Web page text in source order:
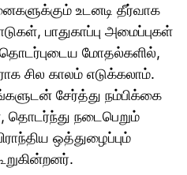
உடனடி தீர்வாக
பாதுகாப்பு அமைப்புகள்
தொடர்புடைய மோதல்களில்,
சில காலம் எடுக்கலாம்.
சேர்த்து நம்பிக்கை
தொடர்ந்து நடைபெறும்
ஒத்துழைப்பும்